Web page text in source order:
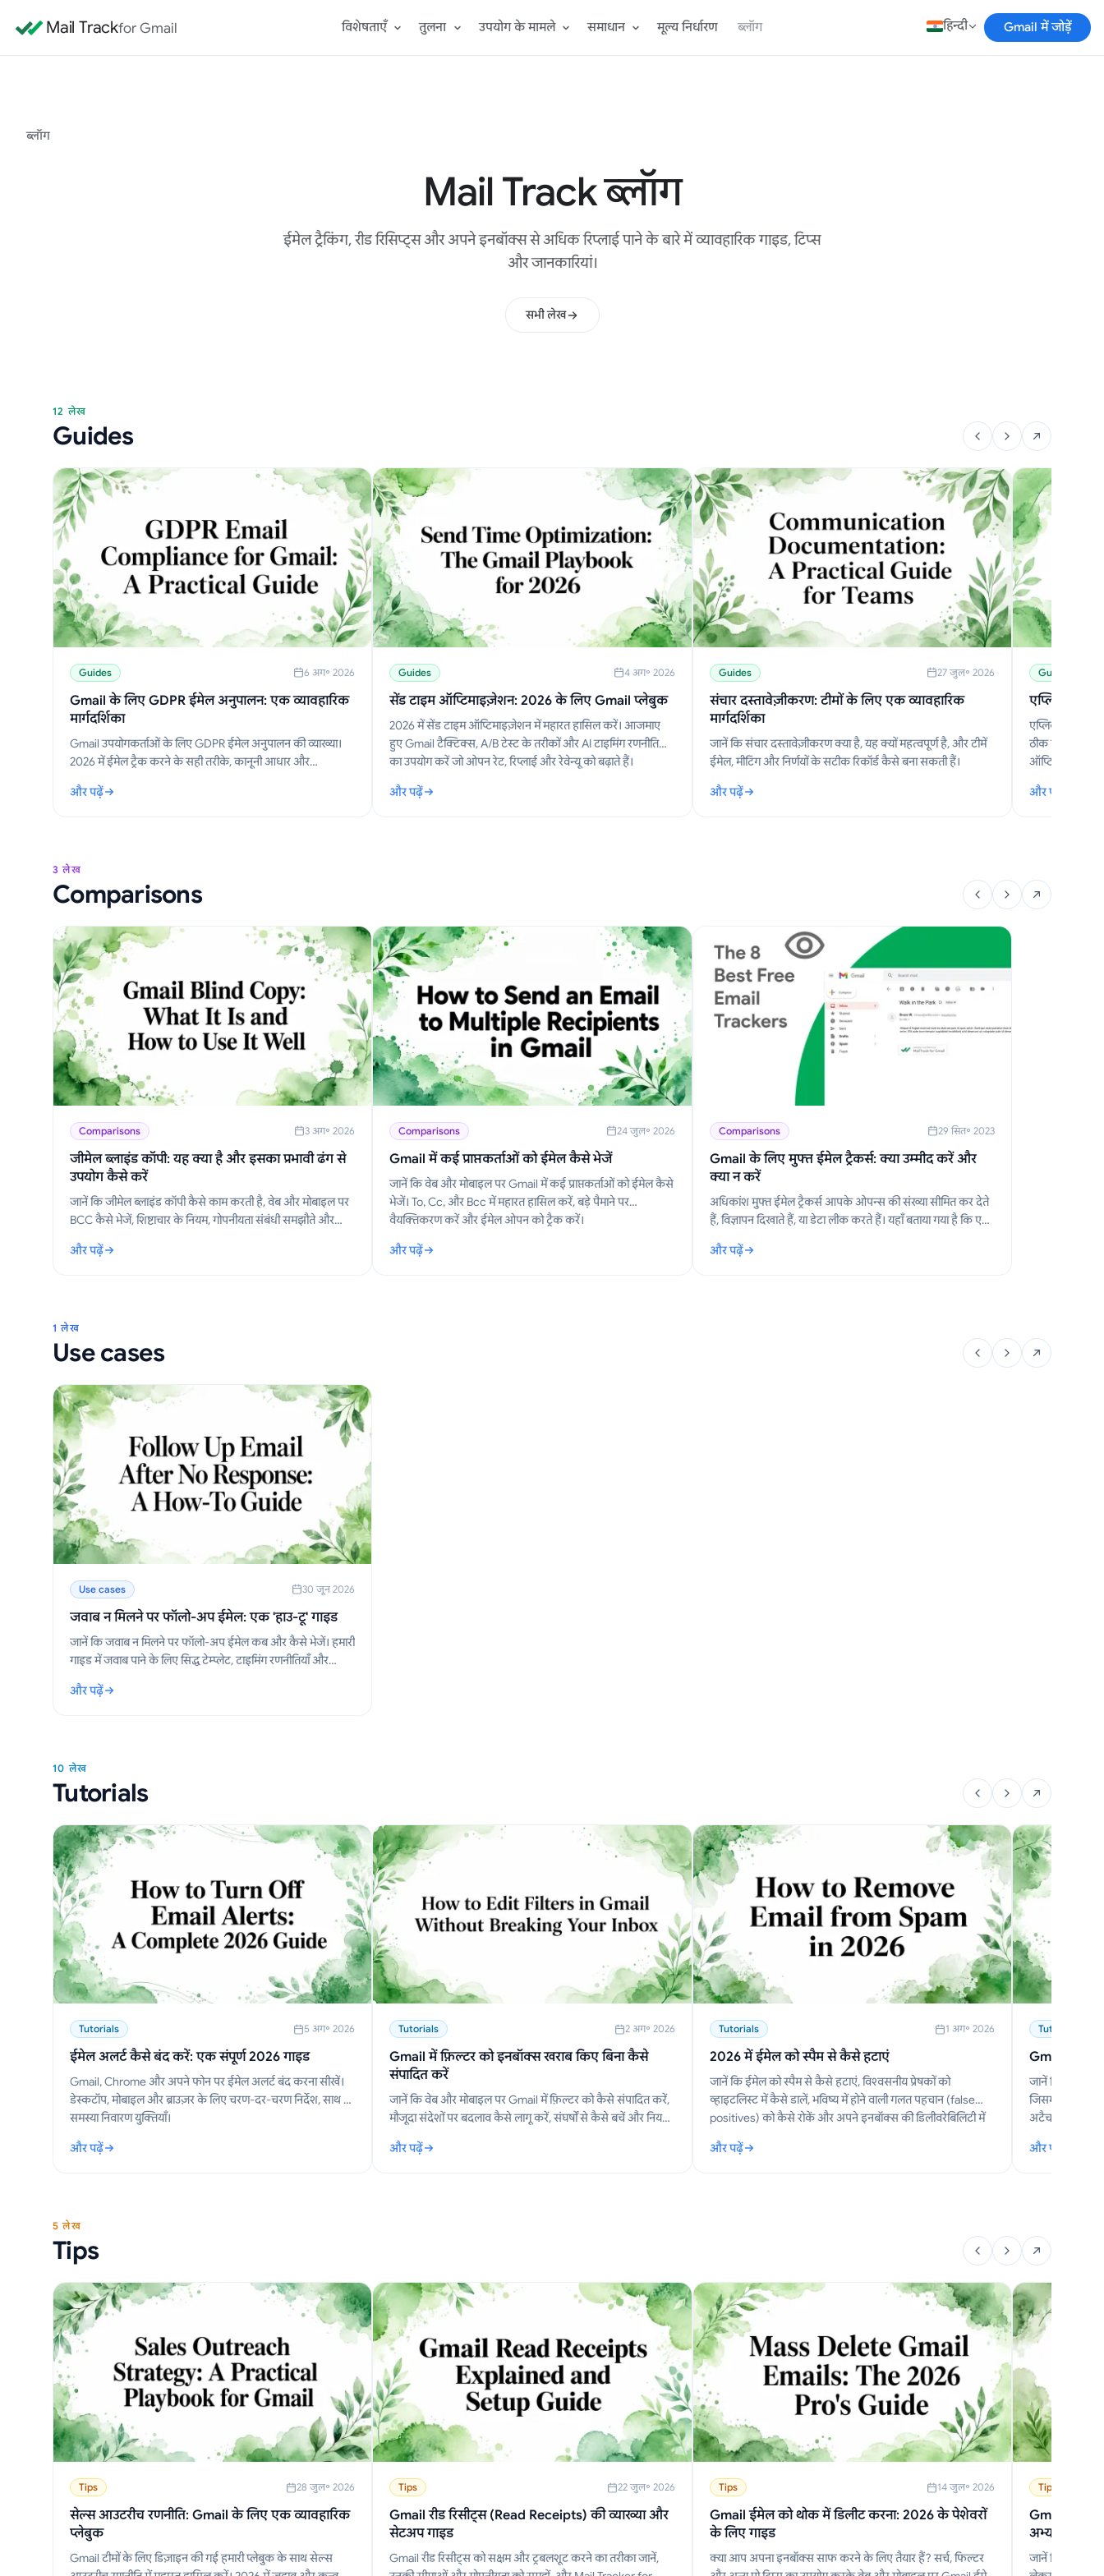
Mail Trackfor Gmail विशेषताएँ तुलना उपयोग के मामले समाधान मूल्य निर्धारण ब्लॉग हिन्दी Gmail में जोड़ें
ब्लॉग
Mail Track ब्लॉग
ईमेल ट्रैकिंग, रीड रिसिप्ट्स और अपने इनबॉक्स से अधिक रिप्लाई पाने के बारे में व्यावहारिक गाइड, टिप्स
और जानकारियां।
सभी लेख
12 लेख
Guides
Guides 6 अग॰ 2026
Gmail के लिए GDPR ईमेल अनुपालन: एक व्यावहारिक
मार्गदर्शिका
Gmail उपयोगकर्ताओं के लिए GDPR ईमेल अनुपालन की व्याख्या।
2026 में ईमेल ट्रैक करने के सही तरीके, कानूनी आधार और
और पढ़ें
: Gmail के लिए GDPR ईमेल अनुपालन: एक व्यावहारिक मार्गदर्शिका
Guides 4 अग॰ 2026
सेंड टाइम ऑप्टिमाइज़ेशन: 2026 के लिए Gmail प्लेबुक
2026 में सेंड टाइम ऑप्टिमाइज़ेशन में महारत हासिल करें। आजमाए
हुए Gmail टैक्टिक्स, A/B टेस्ट के तरीकों और AI टाइमिंग रणनीतियों
का उपयोग करें जो ओपन रेट, रिप्लाई और रेवेन्यू को बढ़ाते हैं।
और पढ़ें
: सेंड टाइम ऑप्टिमाइज़ेशन: 2026 के लिए Gmail प्लेबुक
Guides 27 जुल॰ 2026
संचार दस्तावेज़ीकरण: टीमों के लिए एक व्यावहारिक
मार्गदर्शिका
जानें कि संचार दस्तावेज़ीकरण क्या है, यह क्यों महत्वपूर्ण है, और टीमें
ईमेल, मीटिंग और निर्णयों के सटीक रिकॉर्ड कैसे बना सकती हैं।
और पढ़ें
: संचार दस्तावेज़ीकरण: टीमों के लिए एक व्यावहारिक मार्गदर्शिका
Guides
एप्लिकेशन
एप्लिकेशन
ठीक करें। यह
ऑप्टिमाइज़ेशन
और पढ़ें
: एप्लिकेशन
3 लेख
Comparisons
Comparisons 3 अग॰ 2026
जीमेल ब्लाइंड कॉपी: यह क्या है और इसका प्रभावी ढंग से
उपयोग कैसे करें
जानें कि जीमेल ब्लाइंड कॉपी कैसे काम करती है, वेब और मोबाइल पर
BCC कैसे भेजें, शिष्टाचार के नियम, गोपनीयता संबंधी समझौते और
और पढ़ें
: जीमेल ब्लाइंड कॉपी: यह क्या है और इसका प्रभावी ढंग से उपयोग कैसे करें
Comparisons 24 जुल॰ 2026
Gmail में कई प्राप्तकर्ताओं को ईमेल कैसे भेजें
जानें कि वेब और मोबाइल पर Gmail में कई प्राप्तकर्ताओं को ईमेल कैसे
भेजें। To, Cc, और Bcc में महारत हासिल करें, बड़े पैमाने पर
वैयक्तिकरण करें और ईमेल ओपन को ट्रैक करें।
और पढ़ें
: Gmail में कई प्राप्तकर्ताओं को ईमेल कैसे भेजें
Comparisons 29 सित॰ 2023
Gmail के लिए मुफ्त ईमेल ट्रैकर्स: क्या उम्मीद करें और
क्या न करें
अधिकांश मुफ्त ईमेल ट्रैकर्स आपके ओपन्स की संख्या सीमित कर देते
हैं, विज्ञापन दिखाते हैं, या डेटा लीक करते हैं। यहाँ बताया गया है कि एक
मुफ्त क्यों रहता है।
और पढ़ें
: Gmail के लिए मुफ्त ईमेल ट्रैकर्स: क्या उम्मीद करें और क्या न करें
1 लेख
Use cases
Use cases 30 जून 2026
जवाब न मिलने पर फॉलो-अप ईमेल: एक 'हाउ-टू' गाइड
जानें कि जवाब न मिलने पर फॉलो-अप ईमेल कब और कैसे भेजें। हमारी
गाइड में जवाब पाने के लिए सिद्ध टेम्प्लेट, टाइमिंग रणनीतियाँ और
और पढ़ें
: जवाब न मिलने पर फॉलो-अप ईमेल: एक 'हाउ-टू' गाइड
10 लेख
Tutorials
Tutorials 5 अग॰ 2026
ईमेल अलर्ट कैसे बंद करें: एक संपूर्ण 2026 गाइड
Gmail, Chrome और अपने फोन पर ईमेल अलर्ट बंद करना सीखें।
डेस्कटॉप, मोबाइल और ब्राउज़र के लिए चरण-दर-चरण निर्देश, साथ ही
समस्या निवारण युक्तियाँ।
और पढ़ें
: ईमेल अलर्ट कैसे बंद करें: एक संपूर्ण 2026 गाइड
Tutorials 2 अग॰ 2026
Gmail में फ़िल्टर को इनबॉक्स खराब किए बिना कैसे
संपादित करें
जानें कि वेब और मोबाइल पर Gmail में फ़िल्टर को कैसे संपादित करें,
मौजूदा संदेशों पर बदलाव कैसे लागू करें, संघर्षों से कैसे बचें और नियम
और पढ़ें
: Gmail में फ़िल्टर को इनबॉक्स खराब किए बिना कैसे संपादित करें
Tutorials 1 अग॰ 2026
2026 में ईमेल को स्पैम से कैसे हटाएं
जानें कि ईमेल को स्पैम से कैसे हटाएं, विश्वसनीय प्रेषकों को
व्हाइटलिस्ट में कैसे डालें, भविष्य में होने वाली गलत पहचान (false
positives) को कैसे रोकें और अपने इनबॉक्स की डिलीवरेबिलिटी में
और पढ़ें
: 2026 में ईमेल को स्पैम से कैसे हटाएं
Tutorials
Gmail और
जानें कि 2026
जिसमें TLS,
अटैचमेंट के लिए
और पढ़ें
: Gmail और
5 लेख
Tips
Tips 28 जुल॰ 2026
सेल्स आउटरीच रणनीति: Gmail के लिए एक व्यावहारिक
प्लेबुक
Gmail टीमों के लिए डिज़ाइन की गई हमारी प्लेबुक के साथ सेल्स
Tips 22 जुल॰ 2026
Gmail रीड रिसीट्स (Read Receipts) की व्याख्या और
सेटअप गाइड
Gmail रीड रिसीट्स को सक्षम और ट्रबलशूट करने का तरीका जानें,
Tips 14 जुल॰ 2026
Gmail ईमेल को थोक में डिलीट करना: 2026 के पेशेवरों
के लिए गाइड
क्या आप अपना इनबॉक्स साफ करने के लिए तैयार हैं? सर्च, फिल्टर
Tips
Gmail के लिए
अभ्यास
जानें कि Gmail